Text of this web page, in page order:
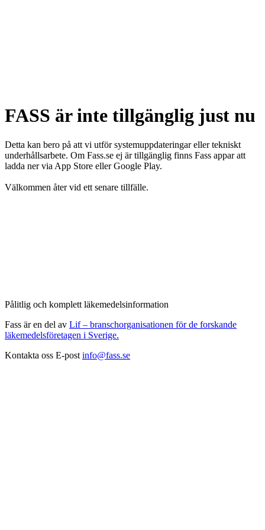
FASS är inte tillgänglig just nu
Detta kan bero på att vi utför systemuppdateringar eller tekniskt
underhållsarbete. Om Fass.se ej är tillgänglig finns Fass appar att
ladda ner via App Store eller Google Play.
Välkommen åter vid ett senare tillfälle.
Pålitlig och komplett läkemedelsinformation
Fass är en del av Lif – branschorganisationen för de forskande
läkemedelsföretagen i Sverige.
Kontakta oss E-post info@fass.se